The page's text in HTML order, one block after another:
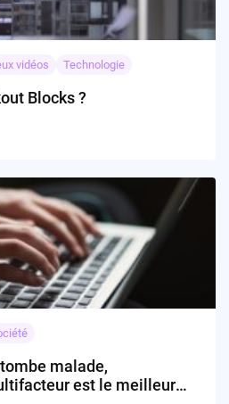
vidéos Technologie
Blocks ?
malade,
est le meilleur